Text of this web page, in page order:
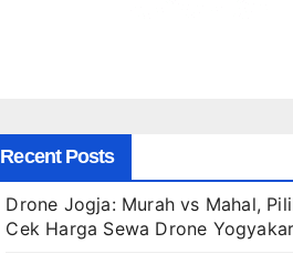
Recent Posts
Drone Jogja: Murah vs Mahal,
Cek Harga Sewa Drone